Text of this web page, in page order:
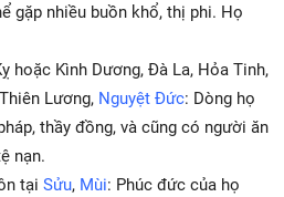
gặp nhiều buồn khổ, thị phi. Họ
hoặc Kình Dương, Đà La, Hỏa Tinh,
Lương, Nguyệt Đức: Dòng họ
thầy đồng, và cũng có người ăn
nạn.
tại Sửu, Mùi: Phúc đức của họ